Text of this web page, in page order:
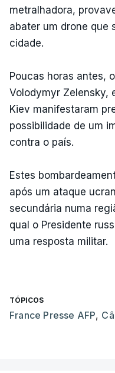
metralhadora,
abater um drone que
cidade.
Poucas horas antes,
Volodymyr Zelensky,
Kiev manifestaram
possibilidade de um
contra o país.
Estes
após um ataque
secundária numa
qual o Presidente
uma resposta militar.
TÓPICOS
France Presse AFP,